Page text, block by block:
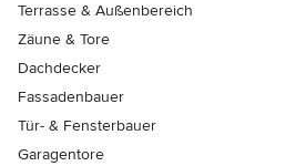
Terrasse & Außenbereich
Zäune & Tore
Dachdecker
Fassadenbauer
Tür- & Fensterbauer
Garagentore